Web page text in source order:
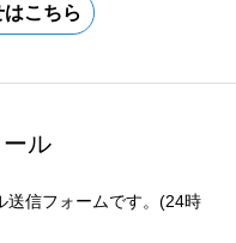
こちら
ル
送信フォームです。(24時